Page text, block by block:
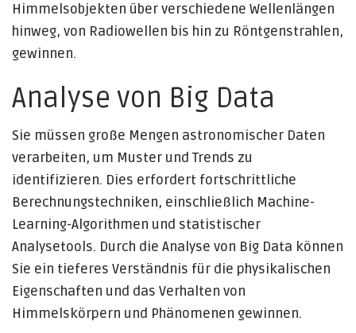
Himmelsobjekten über verschiedene Wellenlängen
hinweg, von Radiowellen bis hin zu Röntgenstrahlen,
gewinnen.
Analyse von Big Data
Sie müssen große Mengen astronomischer Daten
verarbeiten, um Muster und Trends zu
identifizieren. Dies erfordert fortschrittliche
Berechnungstechniken, einschließlich Machine-
Learning-Algorithmen und statistischer
Analysetools. Durch die Analyse von Big Data können
Sie ein tieferes Verständnis für die physikalischen
Eigenschaften und das Verhalten von
Himmelskörpern und Phänomenen gewinnen.